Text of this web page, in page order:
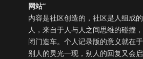
网站”
内容是社区创造的，社区是人组成
人，来自于人与人之间思维的碰撞
闭门造车。个人记录版的意义就在
别人的灵光一现，别人的回复又会